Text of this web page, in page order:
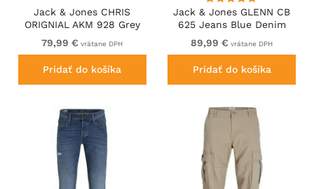
Jack & Jones CHRIS
ORIGNIAL AKM 928 Grey
Denim
79,99 € vrátane DPH
Pridať do košíka
Jack & Jones GLENN CB
625 Jeans Blue Denim
89,99 € vrátane DPH
Pridať do košíka